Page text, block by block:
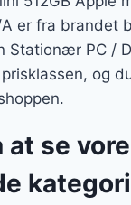
A er fra brandet
Stationær PC /
og
at se